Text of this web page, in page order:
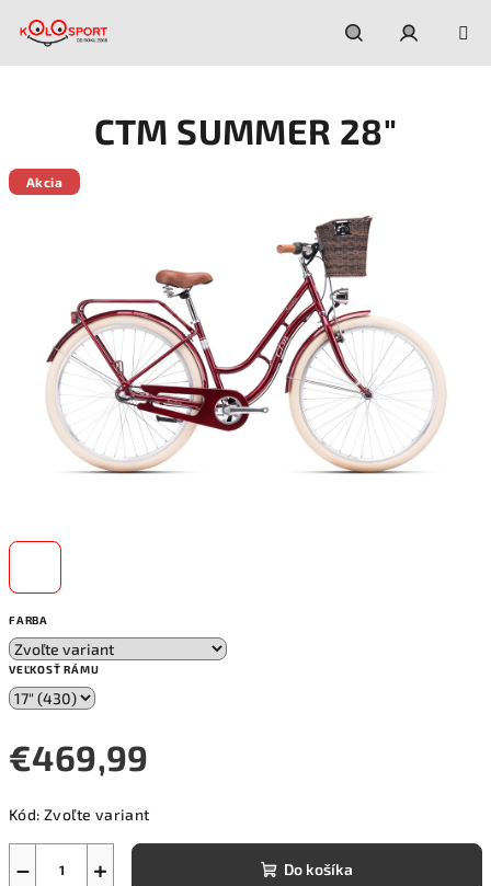
Hľadať
FARBA
VEĽKOSŤ RÁMU
€469,99
cena:
Kód: Zvoľte variant
+
− Do košíka
CTM SUMMER 28"
Akcia